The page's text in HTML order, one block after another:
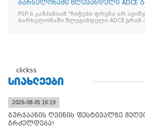
ბარსელონაში წლევანდელი ADCE
ჯამში 5 ჯილდო მ
PSP-ს კამპანიამ “ჩიტებს ფრენა არ
ბარსელონაში წლევანდელი ADCE გრან პრი და ჯამში 5
clickss
ᲡᲘᲐᲮᲚᲔᲔᲑᲘ
2026-08-05 16:19
გურჯაანის ღვინის ფესტივალზე
გრძელდება!